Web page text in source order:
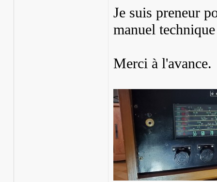
Je suis preneur
manuel
Merci à l'avance.